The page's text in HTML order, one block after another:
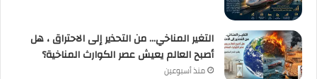
التغير المناخي… من التحذير إلى الاحتراق ، هل
أصبح العالم يعيش عصر الكوارث المناخية؟
منذ أسبوعين